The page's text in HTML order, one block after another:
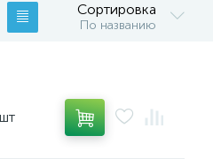
Сортировка
По названию
шт